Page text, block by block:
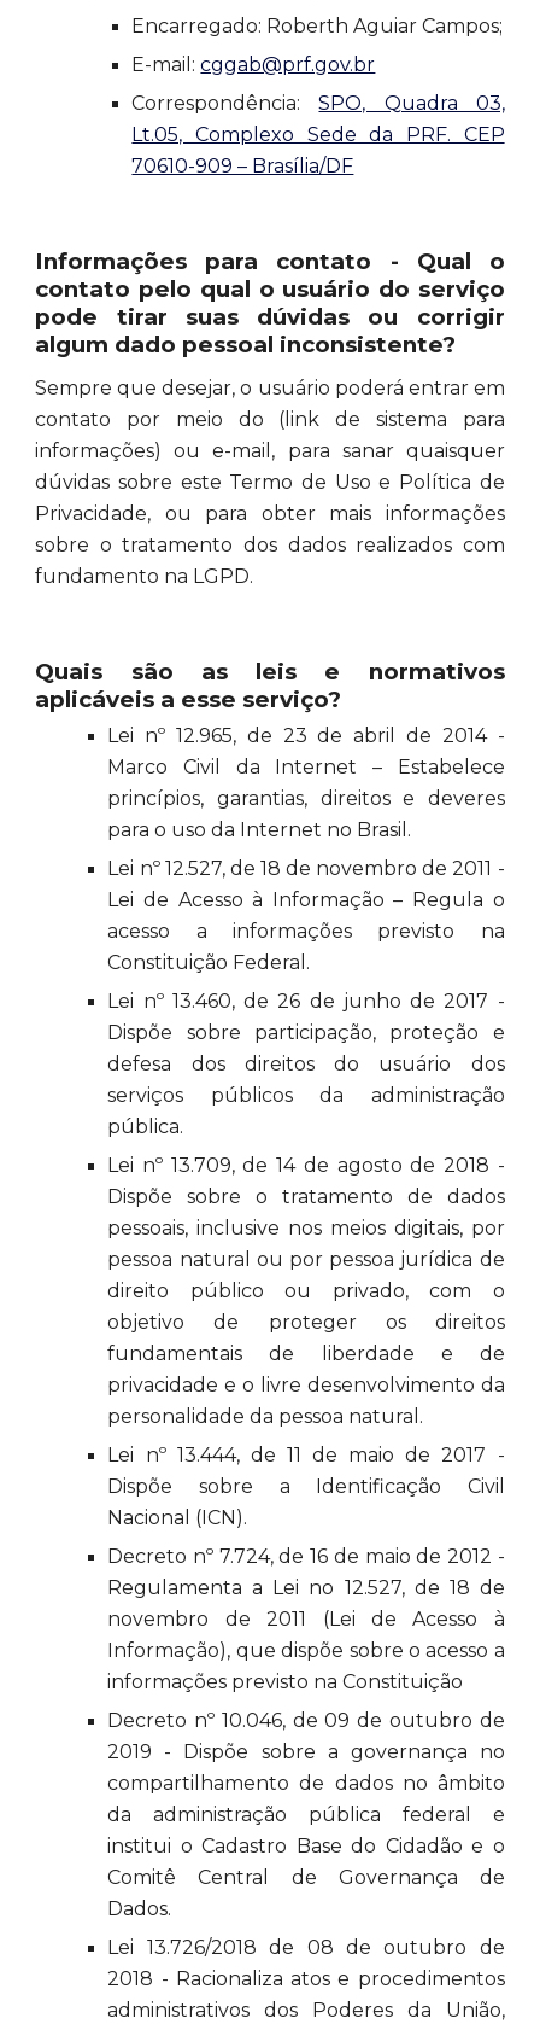
Encarregado: Roberth Aguiar Campos;
E-mail:cggab@prf.gov.br
Correspondência:SPO, Quadra 03,
Lt.05, Complexo Sede da PRF. CEP
70610-909 – Brasília/DF
Informações para contato - Qual o
contato pelo qual o usuário do serviço
pode tirar suas dúvidas ou corrigir
algum dado pessoal inconsistente?
Sempre que desejar, o usuário poderá entrar em
contato por meio do (link de sistema para
informações) ou e-mail, para sanar quaisquer
dúvidas sobre este Termo de Uso e Política de
Privacidade, ou para obter mais informações
sobre o tratamento dos dados realizados com
fundamento na LGPD.
Quais são as leis e normativos
aplicáveis a esse serviço?
Lei nº 12.965, de 23 de abril de 2014 -
Marco Civil da Internet – Estabelece
princípios, garantias, direitos e deveres
para o uso da Internet no Brasil.
Lei nº 12.527, de 18 de novembro de 2011 -
Lei de Acesso à Informação – Regula o
acesso a informações previsto na
Constituição Federal.
Lei nº 13.460, de 26 de junho de 2017 -
Dispõe sobre participação, proteção e
defesa dos direitos do usuário dos
serviços públicos da administração
pública.
Lei nº 13.709, de 14 de agosto de 2018 -
Dispõe sobre o tratamento de dados
pessoais, inclusive nos meios digitais, por
pessoa natural ou por pessoa jurídica de
direito público ou privado, com o
objetivo de proteger os direitos
fundamentais de liberdade e de
privacidade e o livre desenvolvimento da
personalidade da pessoa natural.
Lei nº 13.444, de 11 de maio de 2017 -
Dispõe sobre a Identificação Civil
Nacional (ICN).
Decreto nº 7.724, de 16 de maio de 2012 -
Regulamenta a Lei no 12.527, de 18 de
novembro de 2011 (Lei de Acesso à
Informação), que dispõe sobre o acesso a
informações previsto na Constituição
Decreto nº 10.046, de 09 de outubro de
2019 - Dispõe sobre a governança no
compartilhamento de dados no âmbito
da administração pública federal e
institui o Cadastro Base do Cidadão e o
Comitê Central de Governança de
Dados.
Lei 13.726/2018 de 08 de outubro de
2018 - Racionaliza atos e procedimentos
administrativos dos Poderes da União,